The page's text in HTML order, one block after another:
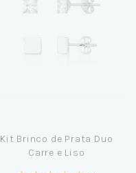
Kit Brinco de Prata Duo
Carre e Liso